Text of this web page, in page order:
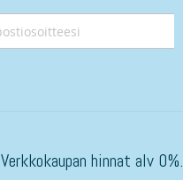
Verkkokaupan hinnat alv 0%.